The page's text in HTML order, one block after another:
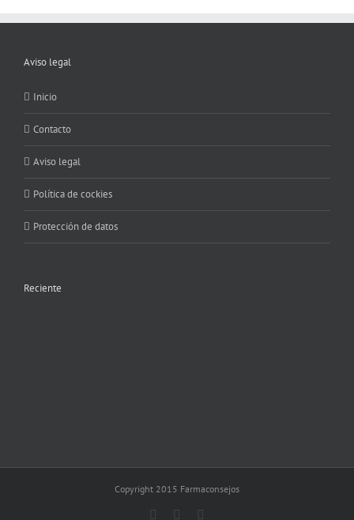
Aviso legal
Inicio
Contacto
Aviso legal
Política de cockies
Protección de datos
Reciente
Copyright 2015 Farmaconsejos
Facebook